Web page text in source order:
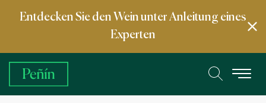
Entdecken Sie den Wein unter Anleitung eines
Experten